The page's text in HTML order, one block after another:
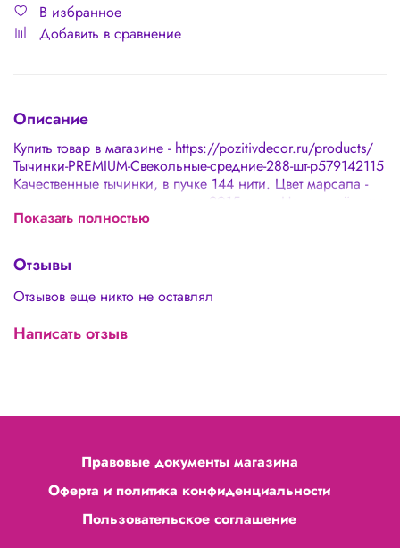
В избранное
Добавить в сравнение
Описание
Купить товар в магазине - https://pozitivdecor.ru/products/
Тычинки-PREMIUM-Свекольные-средние-288-шт-p579142115
Качественные тычинки, в пучке 144 нити. Цвет марсала -
один из самых модных цветов 2015 года. На каждой нити
с двух сторон сделана тычинка, всего 288 головок.
Показать полностью
Отзывы
Отзывов еще никто не оставлял
Написать отзыв
Правовые документы магазина
Оферта и политика конфиденциальности
Пользовательское соглашение